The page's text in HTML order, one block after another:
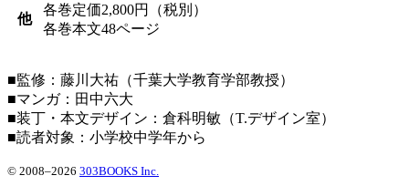
他
各巻定価2,800円（税別）
各巻本文48ページ
■監修：藤川大祐（千葉大学教育学部教授）
■マンガ：田中六大
■装丁・本文デザイン：倉科明敏（T.デザイン室）
■読者対象：小学校中学年から
© 2008–2026 303BOOKS Inc.